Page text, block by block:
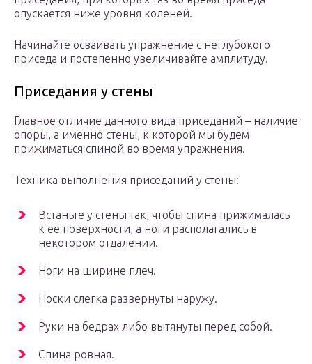
опускается ниже уровня коленей.
Начинайте осваивать упражнение с неглубокого
приседа и постепенно увеличивайте амплитуду.
Приседания у стены
Главное отличие данного вида приседаний – наличие
опоры, а именно стены, к которой мы будем
прижиматься спиной во время упражнения.
Техника выполнения приседаний у стены:
Встаньте у стены так, чтобы спина прижималась
к ее поверхности, а ноги располагались в
некотором отдалении.
Ноги на ширине плеч.
Носки слегка развернуты наружу.
Руки на бедрах либо вытянуты перед собой.
Спина ровная.